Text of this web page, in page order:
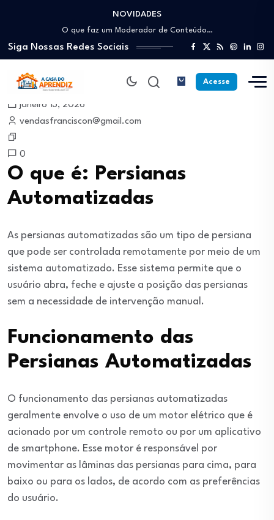
NOVIDADES
Como trabalhar como Estoquista: O guia para…
O que faz um Moderador de Conteúdo…
Como ser um Afiliado de Sucesso trabalhando…
Como dar Aulas Particulares Online e viver…
Profissão Instalador Solar: Como entrar no mercado…
Como trabalhar como Estoquista: O guia para…
O que faz um Moderador de Conteúdo…
Como ser um Afiliado de Sucesso trabalhando…
Siga Nossas Redes Sociais
Acesse
janeiro 13, 2026
vendasfranciscon@gmail.com
0
O que é: Persianas
Automatizadas
As persianas automatizadas são um tipo de persiana
que pode ser controlada remotamente por meio de um
sistema automatizado. Esse sistema permite que o
usuário abra, feche e ajuste a posição das persianas
sem a necessidade de intervenção manual.
Funcionamento das
Persianas Automatizadas
O funcionamento das persianas automatizadas
geralmente envolve o uso de um motor elétrico que é
acionado por um controle remoto ou por um aplicativo
de smartphone. Esse motor é responsável por
movimentar as lâminas das persianas para cima, para
baixo ou para os lados, de acordo com as preferências
do usuário.